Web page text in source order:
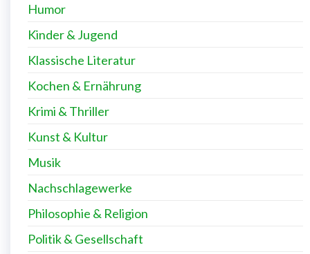
Humor
Kinder & Jugend
Klassische Literatur
Kochen & Ernährung
Krimi & Thriller
Kunst & Kultur
Musik
Nachschlagewerke
Philosophie & Religion
Politik & Gesellschaft